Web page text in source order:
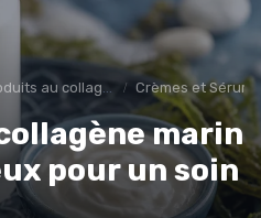
au collagene marin Crèmes et Sérums
marin
pour un soin